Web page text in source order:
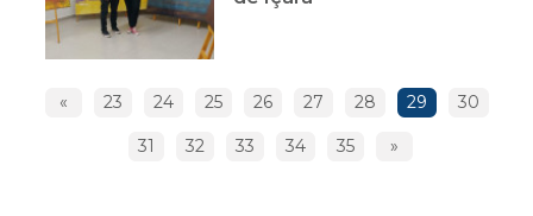
« 23 24 25 26 27 28 29 30
31 32 33 34 35 »